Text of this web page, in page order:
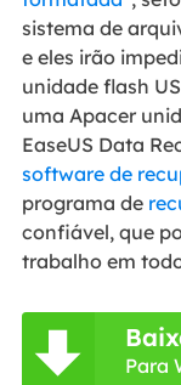
sistema de
e eles irão
unidade flash
uma Apacer
EaseUS Data
software de
programa de
confiável, que
trabalho em
 Para